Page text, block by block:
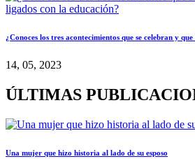
¿Conoces los tres acontecimientos que se celebran y
14, 05, 2023
ÚLTIMAS
Una mujer que hizo historia al lado de su esposo